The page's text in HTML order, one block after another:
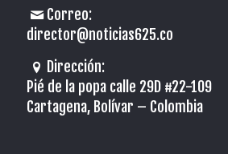
Correo:
director@noticias625.co
Dirección:
Pié de la popa calle 29D #22-109
Cartagena, Bolívar – Colombia